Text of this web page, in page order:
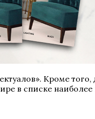
Кроме того,
в списке наиболее